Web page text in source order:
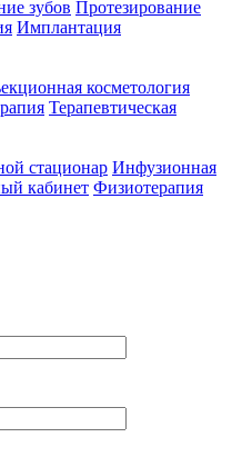
зубов Протезирование
Имплантация
косметология
Терапевтическая
стационар Инфузионная
кабинет Физиотерапия